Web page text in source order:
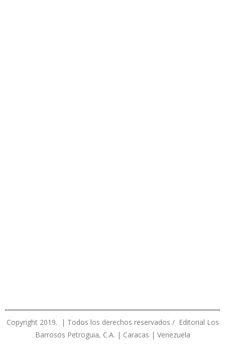
Copyright 2019. | Todos los derechos reservados / Editorial Los
Barrosos Petroguia, C.A. | Caracas | Venezuela